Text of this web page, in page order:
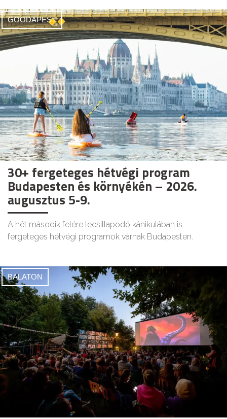
GOODAPEST
30+ fergeteges hétvégi program
Budapesten és környékén – 2026.
augusztus 5-9.
A hét második felére lecsillapodó kánikulában is
fergeteges hétvégi programok várnak Budapesten.
BALATON